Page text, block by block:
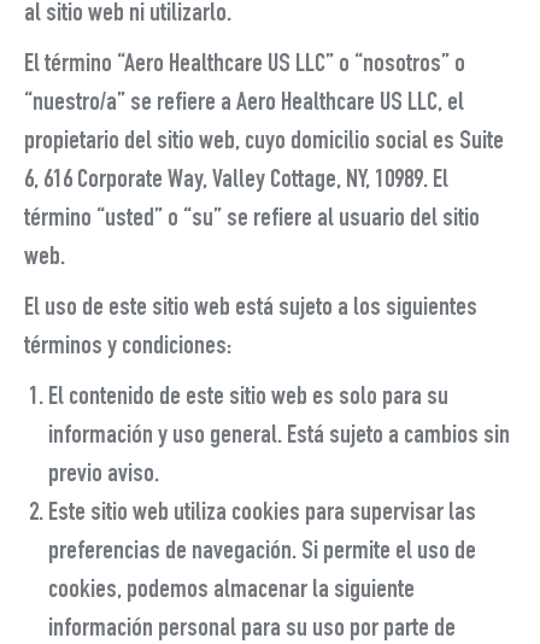
al sitio web ni utilizarlo.
El término “Aero Healthcare US LLC” o “nosotros” o
“nuestro/a” se refiere a Aero Healthcare US LLC, el
propietario del sitio web, cuyo domicilio social es Suite
6, 616 Corporate Way, Valley Cottage, NY, 10989. El
término “usted” o “su” se refiere al usuario del sitio
web.
El uso de este sitio web está sujeto a los siguientes
términos y condiciones:
El contenido de este sitio web es solo para su
información y uso general. Está sujeto a cambios sin
previo aviso.
Este sitio web utiliza cookies para supervisar las
preferencias de navegación. Si permite el uso de
cookies, podemos almacenar la siguiente
información personal para su uso por parte de